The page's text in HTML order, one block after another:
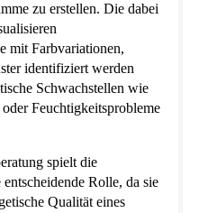
zu erstellen. Die dabei
mit Farbvariationen,
identifiziert werden
Schwachstellen wie
Feuchtigkeitsprobleme
spielt die
Rolle, da sie
Qualität eines